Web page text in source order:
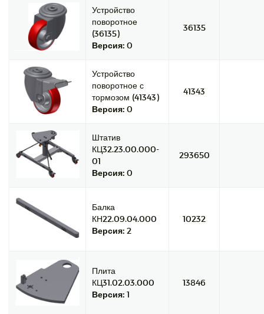
Устройство
поворотное
(36135)
Версия: 0
36135
Устройство
поворотное с
тормозом (41343)
Версия: 0
41343
Штатив
КЦ32.23.00.000-
01
Версия: 0
293650
Балка
КН22.09.04.000
Версия: 2
10232
Плита
КЦ31.02.03.000
Версия: 1
13846